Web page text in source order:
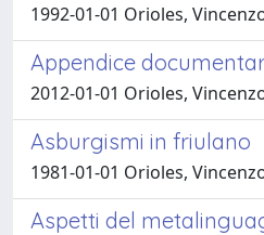
1992-01-01 Orioles,
Appendice
2012-01-01 Orioles,
Asburgismi in friulano
1981-01-01 Orioles,
Aspetti del